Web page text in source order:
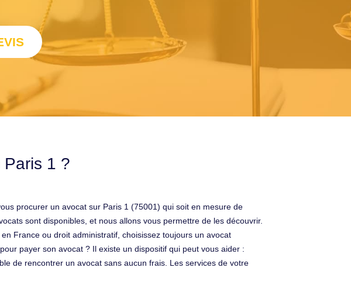
1 ?
procurer un avocat sur Paris 1 (75001) qui soit en mesure de
sont disponibles, et nous allons vous permettre de les découvrir.
France ou droit administratif, choisissez toujours un avocat
payer son avocat ? Il existe un dispositif qui peut vous aider :
de rencontrer un avocat sans aucun frais. Les services de votre